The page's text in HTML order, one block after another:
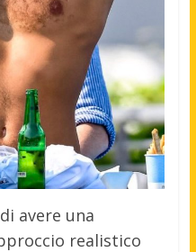
avere una
realistico